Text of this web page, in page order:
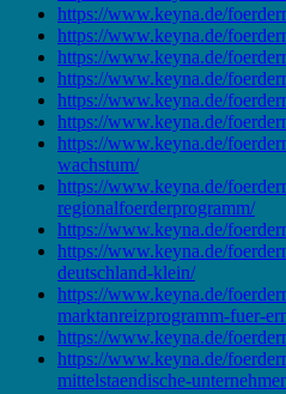
https://www.keyna.de/
https://www.keyna.de/
https://www.keyna.de/
https://www.keyna.de/
https://www.keyna.de/
https://www.keyna.de/
https://www.keyna.de/
wachstum/
https://www.keyna.de/
regionalfoerderprogramm/
https://www.keyna.de/
https://www.keyna.de/
deutschland-klein/
https://www.keyna.de/
marktanreizprogramm-fuer-
https://www.keyna.de/
https://www.keyna.de/
mittelstaendische-